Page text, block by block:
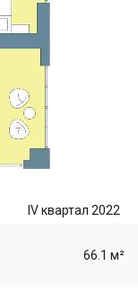
IV квартал 2022
66.1 м²